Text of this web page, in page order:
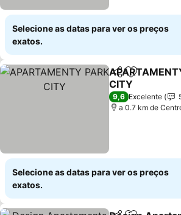
Selecione as datas para ver os preços
exatos.
PartilharAdicionar
CITY
Ver preços
9,6 Excelente
a 0.7 km de
Selecione as datas para ver os preços
exatos.